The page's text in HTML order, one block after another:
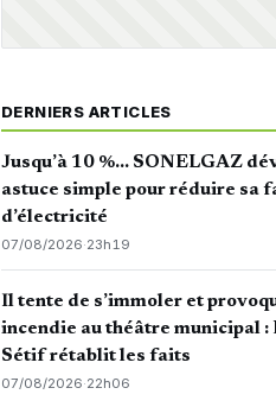
DERNIERS ARTICLES
Jusqu’à 10 %… SONELGAZ
astuce simple pour réduire sa
d’électricité
07/08/2026·23h19
Il tente de s’immoler et
incendie au théâtre municipal :
Sétif rétablit les faits
07/08/2026·22h06